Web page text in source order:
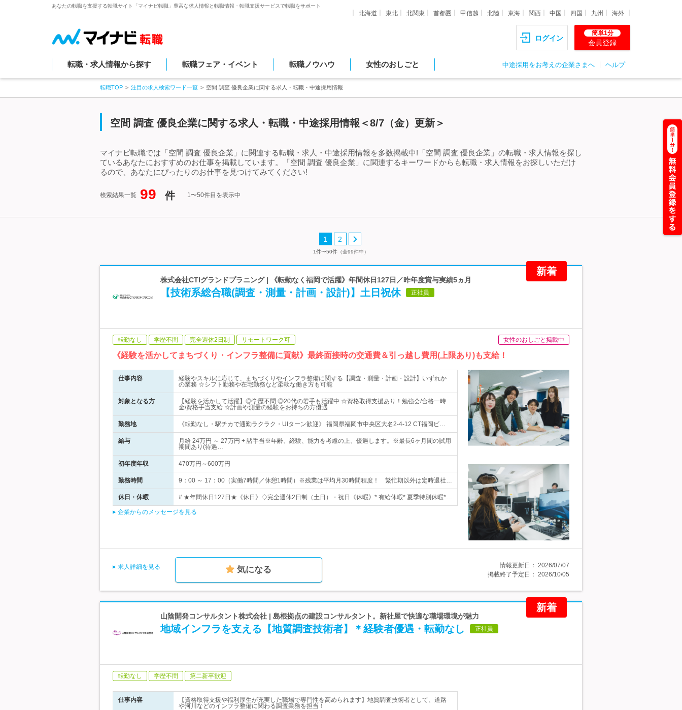
あなたの転職を支援する転職サイト「マイナビ転職」豊富な求人情報と転職情報・転職支援サービスで転職をサポート
北海道 東北 北関東 首都圏 甲信越 北陸 東海 関西 中国 四国 九州 海外
ログイン
簡単1分
会員登録
転職・求人情報から探す 転職フェア・イベント 転職ノウハウ 女性のおしごと 中途採用をお考えの企業さまへ ヘルプ
転職TOP 注目の求人検索ワード一覧 空間 調査 優良企業に関する求人・転職・中途採用情報
空間 調査 優良企業に関する求人・転職・中途採用情報＜8/7（金）更新＞
マイナビ転職では「空間 調査 優良企業」に関連する転職・求人・中途採用情報を多数掲載中!「空間 調査 優良企業」の転職・求人情報を探し
ているあなたにおすすめのお仕事を掲載しています。「空間 調査 優良企業」に関連するキーワードからも転職・求人情報をお探しいただけ
るので、あなたにぴったりのお仕事を見つけてみてください!
検索結果一覧 99 件 1〜50件目を表示中
1 2
1件〜50件（全99件中）
新着
株式会社CTIグランドプラニング | 《転勤なく福岡で活躍》年間休日127日／昨年度賞与実績5ヵ月
【技術系総合職(調査・測量・計画・設計)】土日祝休 正社員
転勤なし 学歴不問 完全週休2日制 リモートワーク可 女性のおしごと掲載中
《経験を活かしてまちづくり・インフラ整備に貢献》最終面接時の交通費＆引っ越し費用(上限あり)も支給！
仕事内容
経験やスキルに応じて、まちづくりやインフラ整備に関する【調査・測量・計画・設計】いずれか
の業務 ☆シフト勤務や在宅勤務など柔軟な働き方も可能
対象となる方
【経験を活かして活躍】◎学歴不問 ◎20代の若手も活躍中 ☆資格取得支援あり！勉強会/合格一時
金/資格手当支給 ☆計画や測量の経験をお持ちの方優遇
勤務地 《転勤なし・駅チカで通勤ラクラク・UIターン歓迎》 福岡県福岡市中央区大名2-4-12 CT福岡ビ…
給与
月給 24万円 ～ 27万円 + 諸手当※年齢、経験、能力を考慮の上、優遇します。※最長6ヶ月間の試用
期間あり(待遇…
初年度年収 470万円～600万円
勤務時間 9：00 ～ 17：00（実働7時間／休憩1時間）※残業は平均月30時間程度！ 繁忙期以外は定時退社…
休日・休暇 # ★年間休日127日★《休日》◇完全週休2日制（土日）・祝日《休暇》* 有給休暇* 夏季特別休暇*…
企業からのメッセージを見る
求人詳細を見る 気になる 情報更新日： 2026/07/07
掲載終了予定日： 2026/10/05
新着
山陰開発コンサルタント株式会社 | 島根拠点の建設コンサルタント。新社屋で快適な職場環境が魅力
地域インフラを支える【地質調査技術者】＊経験者優遇・転勤なし 正社員
転勤なし 学歴不問 第二新卒歓迎
仕事内容
【資格取得支援や福利厚生が充実した職場で専門性を高められます】地質調査技術者として、道路
や河川などのインフラ整備に関わる調査業務を担当！